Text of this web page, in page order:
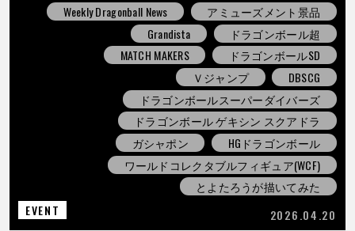
Weekly Dragonball News
アミューズメント景品
Grandista
ドラゴンボール超
MATCH MAKERS
ドラゴンボールSD
Ｖジャンプ
DBSCG
ドラゴンボールスーパーダイバーズ
ドラゴンボール ゲキシン スクアドラ
ガシャポン
HGドラゴンボール
ワールドコレクタブルフィギュア(WCF)
とよたろうが描いてみた
EVENT
2026.04.20